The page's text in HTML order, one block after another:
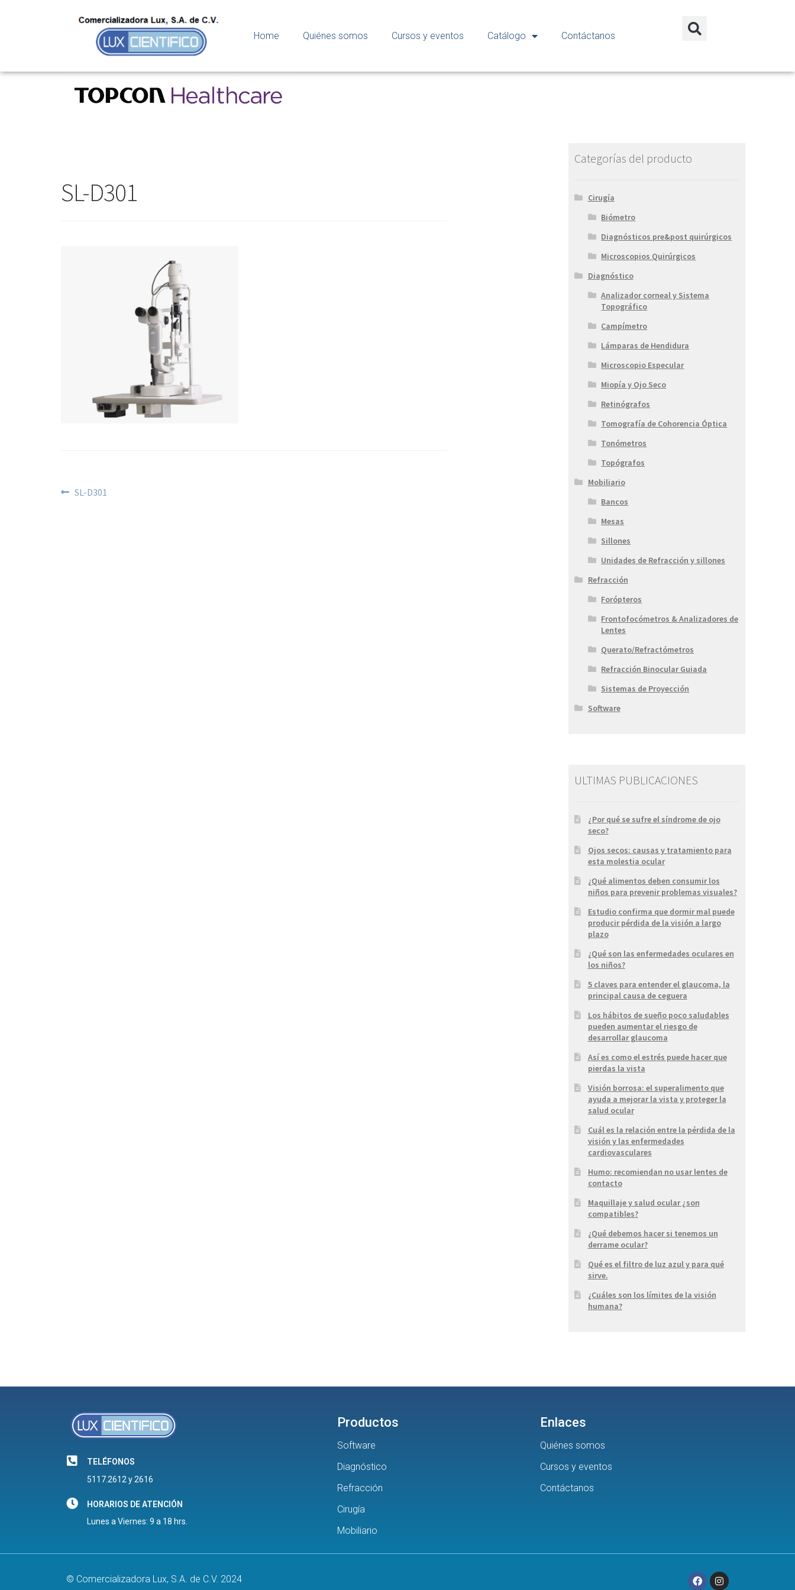
Home Quiénes somos Cursos y eventos Catálogo Contáctanos
SL-D301
SL-D301
Categorías del producto
Cirugía
Biómetro
Diagnósticos pre&post quirúrgicos
Microscopios Quirúrgicos
Diagnóstico
Analizador corneal y Sistema
Topográfico
Campímetro
Lámparas de Hendidura
Microscopio Especular
Miopía y Ojo Seco
Retinógrafos
Tomografía de Cohorencia Óptica
Tonómetros
Topógrafos
Mobiliario
Bancos
Mesas
Sillones
Unidades de Refracción y sillones
Refracción
Forópteros
Frontofocómetros & Analizadores de
Lentes
Querato/Refractómetros
Refracción Binocular Guiada
Sistemas de Proyección
Software
ULTIMAS PUBLICACIONES
¿Por qué se sufre el síndrome de ojo
seco?
Ojos secos: causas y tratamiento para
esta molestia ocular
¿Qué alimentos deben consumir los
niños para prevenir problemas visuales?
Estudio confirma que dormir mal puede
producir pérdida de la visión a largo
plazo
¿Qué son las enfermedades oculares en
los niños?
5 claves para entender el glaucoma, la
principal causa de ceguera
Los hábitos de sueño poco saludables
pueden aumentar el riesgo de
desarrollar glaucoma
Así es como el estrés puede hacer que
pierdas la vista
Visión borrosa: el superalimento que
ayuda a mejorar la vista y proteger la
salud ocular
Cuál es la relación entre la pérdida de la
visión y las enfermedades
cardiovasculares
Humo: recomiendan no usar lentes de
contacto
Maquillaje y salud ocular ¿son
compatibles?
¿Qué debemos hacer si tenemos un
derrame ocular?
Qué es el filtro de luz azul y para qué
sirve.
¿Cuáles son los límites de la visión
humana?
TELÉFONOS
5117.2612 y 2616
HORARIOS DE ATENCIÓN
Lunes a Viernes: 9 a 18 hrs.
Productos
Software
Diagnóstico
Refracción
Cirugía
Mobiliario
Enlaces
Quiénes somos
Cursos y eventos
Contáctanos
© Comercializadora Lux, S.A. de C.V. 2024